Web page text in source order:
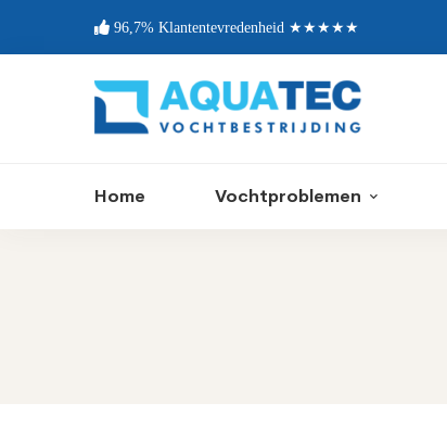
96,7% Klantentevredenheid ★★★★★
Home Vochtproblemen